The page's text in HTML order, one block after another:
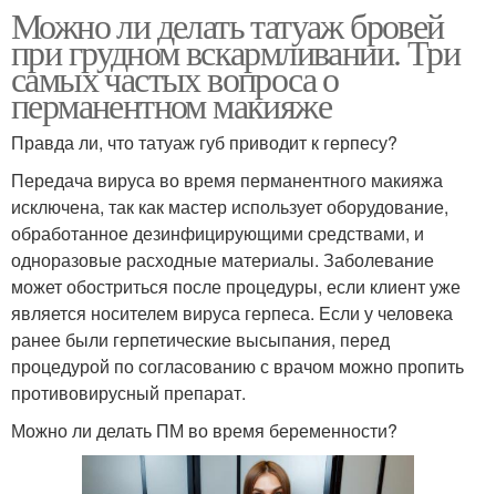
Можно ли делать татуаж бровей
при грудном вскармливании. Три
самых частых вопроса о
перманентном макияже
Правда ли, что татуаж губ приводит к герпесу?
Передача вируса во время перманентного макияжа
исключена, так как мастер использует оборудование,
обработанное дезинфицирующими средствами, и
одноразовые расходные материалы. Заболевание
может обостриться после процедуры, если клиент уже
является носителем вируса герпеса. Если у человека
ранее были герпетические высыпания, перед
процедурой по согласованию с врачом можно пропить
противовирусный препарат.
Можно ли делать ПМ во время беременности?